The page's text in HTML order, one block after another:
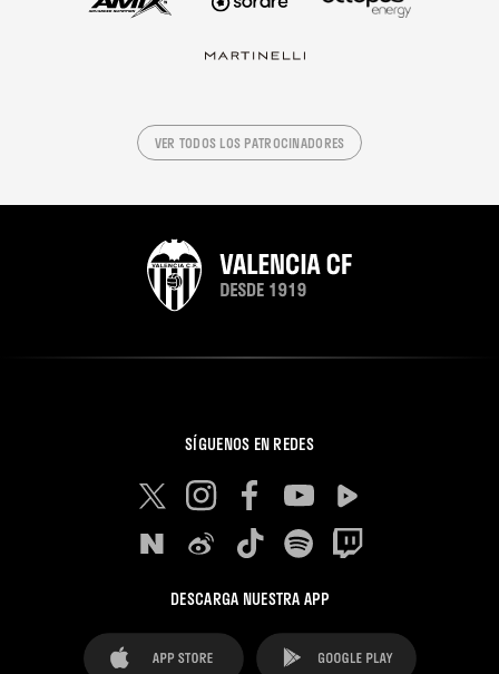
VER TODOS LOS PATROCINADORES
SÍGUENOS EN REDES
DESCARGA NUESTRA APP